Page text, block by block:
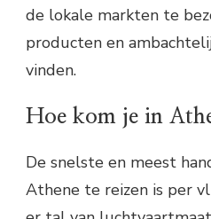
de lokale markten te
producten en
vinden.
Hoe kom je in
De snelste en meest
Athene te reizen is per